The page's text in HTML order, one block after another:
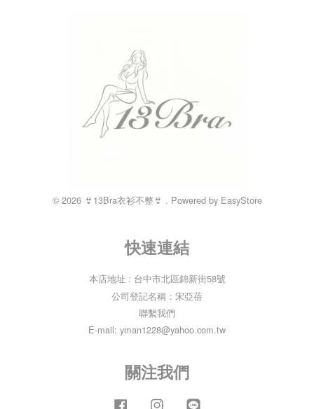
© 2026 👙13Bra衣衫不整👙 . Powered by EasyStore
快速連結
本店地址 : 台中市北區錦新街58號
公司登記名稱：宋亞蓓
聯繫我們
E-mail: yman1228@yahoo.com.tw
關注我們
Facebook Instagram